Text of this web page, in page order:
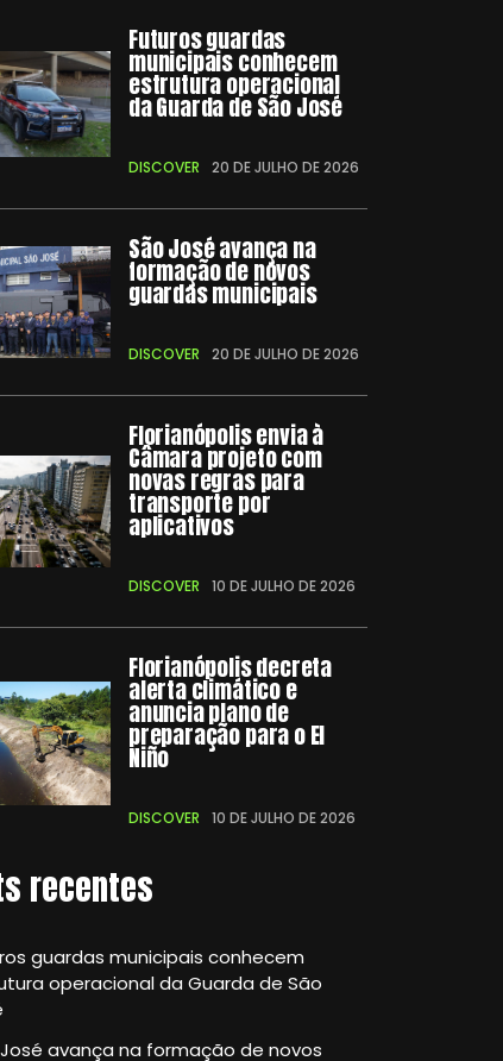
Futuros guardas
municipais conhecem
estrutura operacional
da Guarda de São José
DISCOVER 20 DE JULHO DE 2026
São José avança na
formação de novos
guardas municipais
DISCOVER 20 DE JULHO DE 2026
Florianópolis envia à
Câmara projeto com
novas regras para
transporte por
aplicativos
DISCOVER 10 DE JULHO DE 2026
Florianópolis decreta
alerta climático e
anuncia plano de
preparação para o El
Niño
DISCOVER 10 DE JULHO DE 2026
recentes
guardas municipais conhecem
operacional da Guarda de São
avança na formação de novos